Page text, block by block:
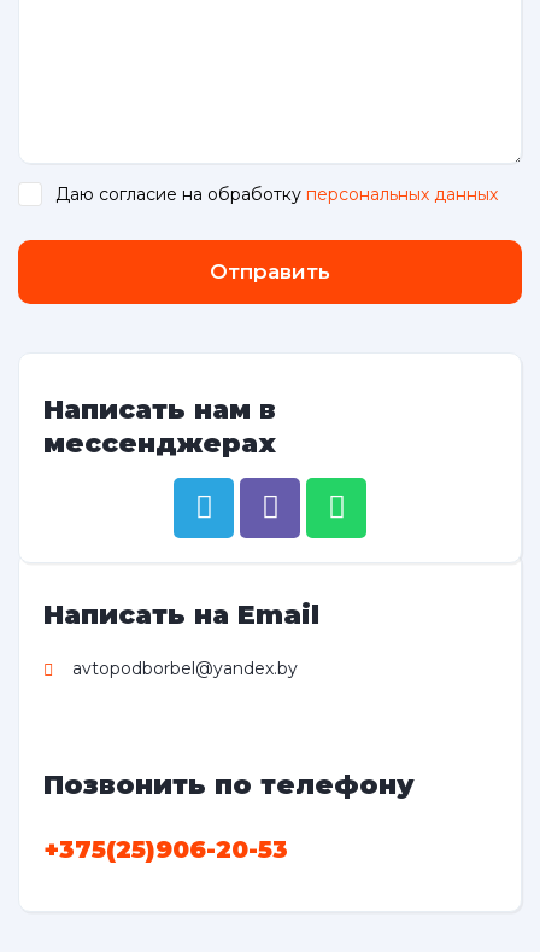
Даю согласие на обработку персональных данных
Отправить
Написать нам в
мессенджерах
Написать на Email
avtopodborbel@yandex.by
Позвонить по телефону
+375(25)906-20-53